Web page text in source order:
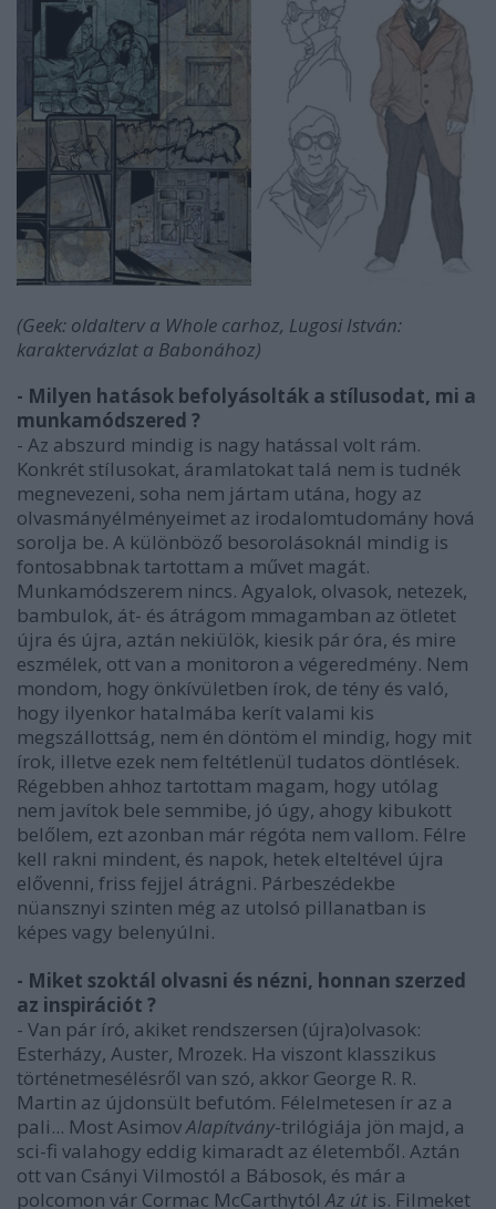
(Geek: oldalterv a Whole carhoz, Lugosi István:
karaktervázlat a Babonához)
- Milyen hatások befolyásolták a stílusodat, mi a
munkamódszered ?
- Az abszurd mindig is nagy hatással volt rám.
Konkrét stílusokat, áramlatokat talá nem is tudnék
megnevezeni, soha nem jártam utána, hogy az
olvasmányélményeimet az irodalomtudomány hová
sorolja be. A különböző besorolásoknál mindig is
fontosabbnak tartottam a művet magát.
Munkamódszerem nincs. Agyalok, olvasok, netezek,
bambulok, át- és átrágom mmagamban az ötletet
újra és újra, aztán nekiülök, kiesik pár óra, és mire
eszmélek, ott van a monitoron a végeredmény. Nem
mondom, hogy önkívületben írok, de tény és való,
hogy ilyenkor hatalmába kerít valami kis
megszállottság, nem én döntöm el mindig, hogy mit
írok, illetve ezek nem feltétlenül tudatos döntlések.
Régebben ahhoz tartottam magam, hogy utólag
nem javítok bele semmibe, jó úgy, ahogy kibukott
belőlem, ezt azonban már régóta nem vallom. Félre
kell rakni mindent, és napok, hetek elteltével újra
elővenni, friss fejjel átrágni. Párbeszédekbe
nüansznyi szinten még az utolsó pillanatban is
képes vagy belenyúlni.
- Miket szoktál olvasni és nézni, honnan szerzed
az inspirációt ?
- Van pár író, akiket rendszersen (újra)olvasok:
Esterházy, Auster, Mrozek. Ha viszont klasszikus
történetmesélésről van szó, akkor George R. R.
Martin az újdonsült befutóm. Félelmetesen ír az a
pali... Most AsimovAlapítvány-trilógiája jön majd, a
sci-fi valahogy eddig kimaradt az életemből. Aztán
ott van Csányi Vilmostól a Bábosok, és már a
polcomon vár Cormac McCarthytólAz út is. Filmeket